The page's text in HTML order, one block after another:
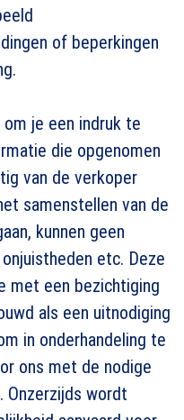
of beperkingen
je een indruk te
die opgenomen
van de verkoper
samenstellen van de
kunnen geen
etc. Deze
met een bezichtiging
als een uitnodiging
in onderhandeling te
ons met de nodige
Onzerzijds wordt